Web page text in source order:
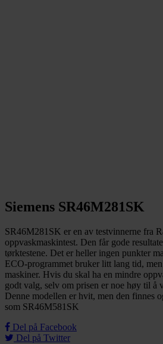
Siemens SR46M281SK
SR46M281SK er en av testvinnerne fra
oppvaskmaskintest. Den får gode
tørktestene. Det er heller ingen punkter
ECO-programmet bruker litt lang tid,
maskiner. Hvis du skal ha en mindre
godt valg, selv om prisen er noe høy til å
Denne modellen er hvit, men den finnes
som SR46M581SK
Del på Facebook
Del på Twitter